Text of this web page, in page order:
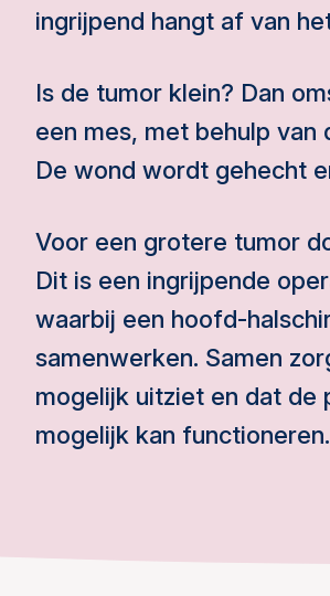
ingrijpend hangt af van
Is de tumor klein? Dan
een mes, met behulp
De wond wordt gehecht
Voor een grotere tumor
Dit is een ingrijpende
waarbij een hoofd-
samenwerken. Samen
mogelijk uitziet en dat de
mogelijk kan functioneren.